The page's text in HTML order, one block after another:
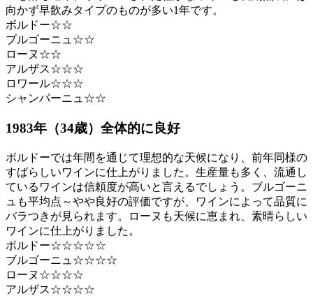
向かず早飲みタイプのものが多い1年です。
ボルドー☆☆
ブルゴーニュ☆☆
ローヌ☆☆
アルザス☆☆☆
ロワール☆☆☆
シャンパーニュ☆☆
1983年（34歳）全体的に良好
ボルドーでは年間を通じて理想的な天候になり、前年同様の
すばらしいワインに仕上がりました。生産量も多く、流通し
ているワインは信頼度が高いと言えるでしょう。ブルゴーニ
ュも平均点～やや良好の評価ですが、ワインによって品質に
バラつきが見られます。ローヌも天候に恵まれ、素晴らしい
ワインに仕上がりました。
ボルドー☆☆☆☆☆
ブルゴーニュ☆☆☆☆
ローヌ☆☆☆☆
アルザス☆☆☆☆